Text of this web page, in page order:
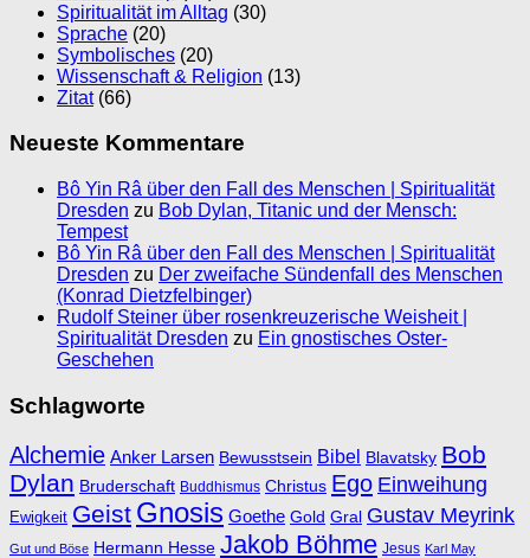
Spiritualität im Alltag (30)
Sprache (20)
Symbolisches (20)
Wissenschaft & Religion (13)
Zitat(66)
Neueste Kommentare
Bô Yin Râ über den Fall des Menschen | Spiritualität
Dresden zu Bob Dylan, Titanic und der Mensch:
Tempest
Bô Yin Râ über den Fall des Menschen | Spiritualität
Dresden zu Der zweifache Sündenfall des Menschen
(Konrad Dietzfelbinger)
Rudolf Steiner über rosenkreuzerische Weisheit |
Spiritualität Dresden zu Ein gnostisches Oster-
Geschehen
Schlagworte
Alchemie Anker Larsen Bewusstsein Bibel Blavatsky Bob
Dylan Bruderschaft Buddhismus Christus Ego Einweihung
Ewigkeit Geist Gnosis Goethe Gold Gral Gustav Meyrink
Gut und Böse Hermann Hesse Jakob Böhme Jesus Karl May